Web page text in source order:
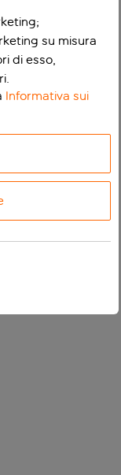
su misura
di esso,
Informativa sui